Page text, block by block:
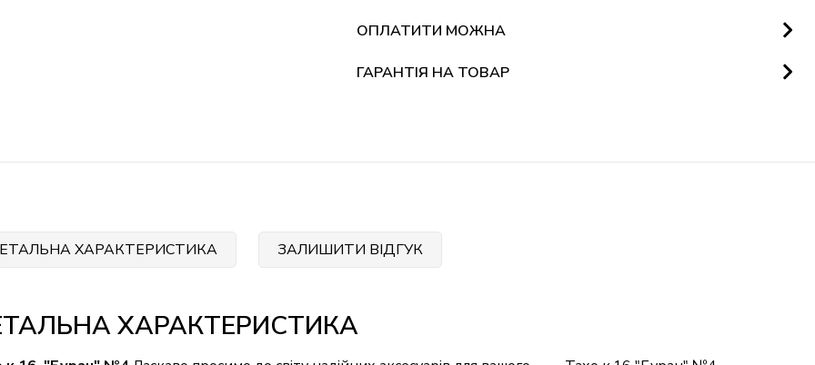
ОПЛАТИТИ МОЖНА
ГАРАНТІЯ НА ТОВАР
ХАРАКТЕРИСТИКА ЗАЛИШИТИ ВІДГУК
ХАРАКТЕРИСТИКА